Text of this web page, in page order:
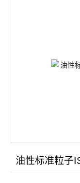
油性标准粒子